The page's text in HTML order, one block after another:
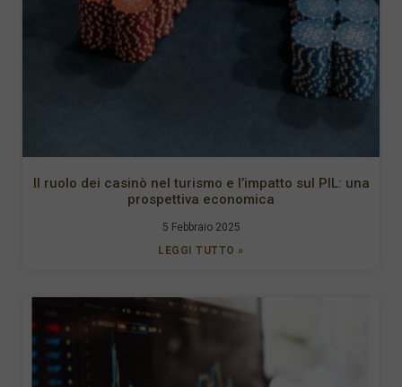
Il ruolo dei casinò nel turismo e l’impatto sul PIL: una
prospettiva economica
5 Febbraio 2025
LEGGI TUTTO »